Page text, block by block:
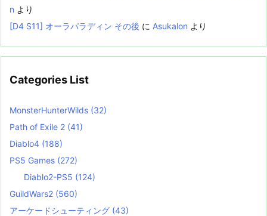
n より
[D4 S11] オーラパラディン その後 に Asukalon より
Categories List
MonsterHunterWilds (32)
Path of Exile 2 (41)
Diablo4 (188)
PS5 Games (272)
Diablo2-PS5 (124)
GuildWars2 (560)
アーケードシューティング (43)